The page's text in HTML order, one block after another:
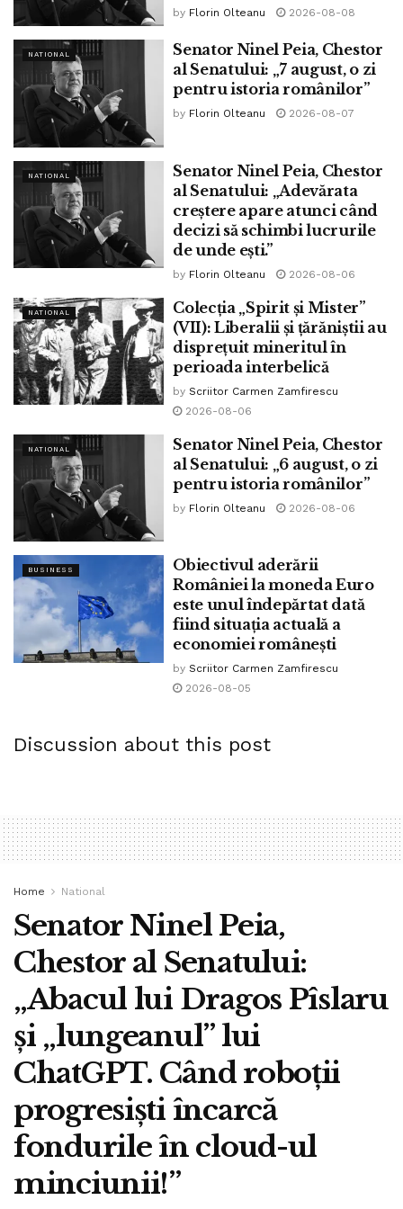
ninel peia by Florin Olteanu 2026-08-08
NATIONAL
Senator Ninel Peia, Chestor
al Senatului: „7 august, o zi
pentru istoria românilor”
by Florin Olteanu 2026-08-07
NATIONAL
Senator Ninel Peia, Chestor
al Senatului: „Adevărata
creștere apare atunci când
decizi să schimbi lucrurile
de unde ești.”
by Florin Olteanu 2026-08-06
NATIONAL
Colecția „Spirit și Mister”
(VII): Liberalii și țărăniștii au
disprețuit mineritul în
perioada interbelică
by Scriitor Carmen Zamfirescu
2026-08-06
NATIONAL
Senator Ninel Peia, Chestor
al Senatului: „6 august, o zi
pentru istoria românilor”
by Florin Olteanu 2026-08-06
BUSINESS
Obiectivul aderării
României la moneda Euro
este unul îndepărtat dată
fiind situația actuală a
economiei românești
by Scriitor Carmen Zamfirescu
2026-08-05
Discussion about this post
Home National
Senator Ninel Peia,
Chestor al Senatului:
„Abacul lui Dragos Pîslaru
și „lungeanul” lui
ChatGPT. Când roboții
progresiști încarcă
fondurile în cloud-ul
minciunii!”